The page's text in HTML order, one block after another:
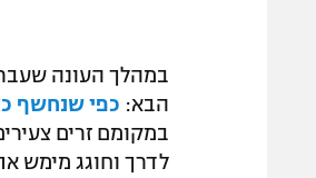
במהלך העונה
הבא: כפי שנחשף
במקומם זרים
לדרך וחוגג מימש